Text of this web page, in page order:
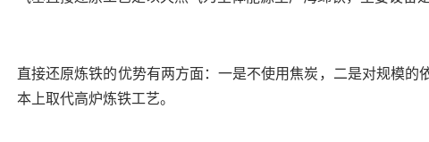
直接还原炼铁的优势有两方面：一是不使用焦炭，二是对规模
本上取代高炉炼铁工艺。